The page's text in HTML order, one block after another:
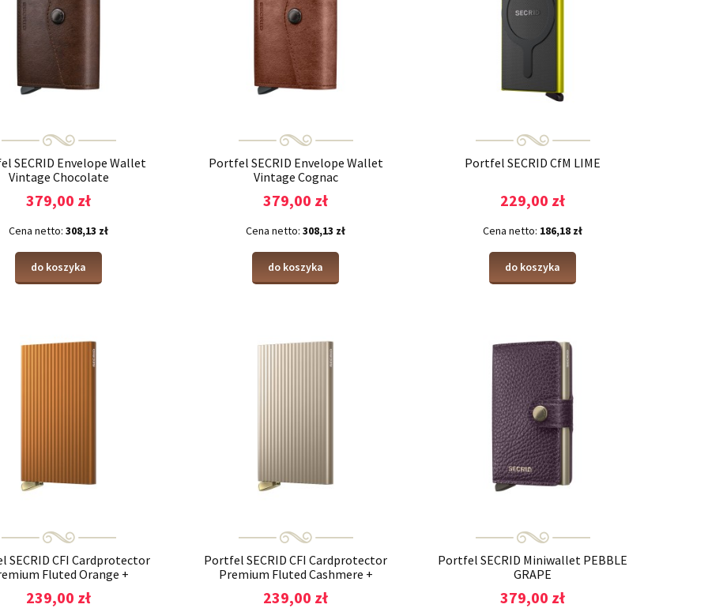
SECRID Envelope Wallet
Vintage Chocolate
379,00 zł
Cena netto: 308,13 zł
do koszyka
Portfel SECRID Envelope Wallet
Vintage Cognac
379,00 zł
Cena netto: 308,13 zł
do koszyka
Portfel SECRID CfM LIME
229,00 zł
Cena netto: 186,18 zł
do koszyka
SECRID CFI Cardprotector
Fluted Orange +
239,00 zł
Portfel SECRID CFI Cardprotector
Premium Fluted Cashmere +
239,00 zł
Portfel SECRID Miniwallet PEBBLE
GRAPE
379,00 zł